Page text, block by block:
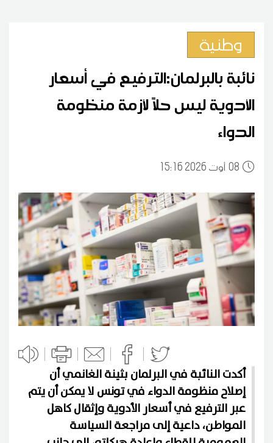
وطنية
نائبة بالبرلمان:الترفيع في أسعار
الأدوية ليس حلاً لأزمة منظومة
الدواء
0815:16 2026 أوت
أكدت النائبة في البرلمان بثينة الغانمي أن
إصلاح منظومة الدواء في تونس لا يمكن أن يتم
عبر الترفيع في أسعار الأدوية وإثقال كاهل
المواطن، داعية إلى مراجعة السياسة